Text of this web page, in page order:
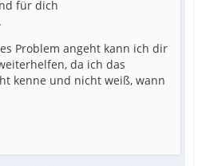
für dich
Problem angeht kann ich dir
da ich das
kenne und nicht weiß, wann